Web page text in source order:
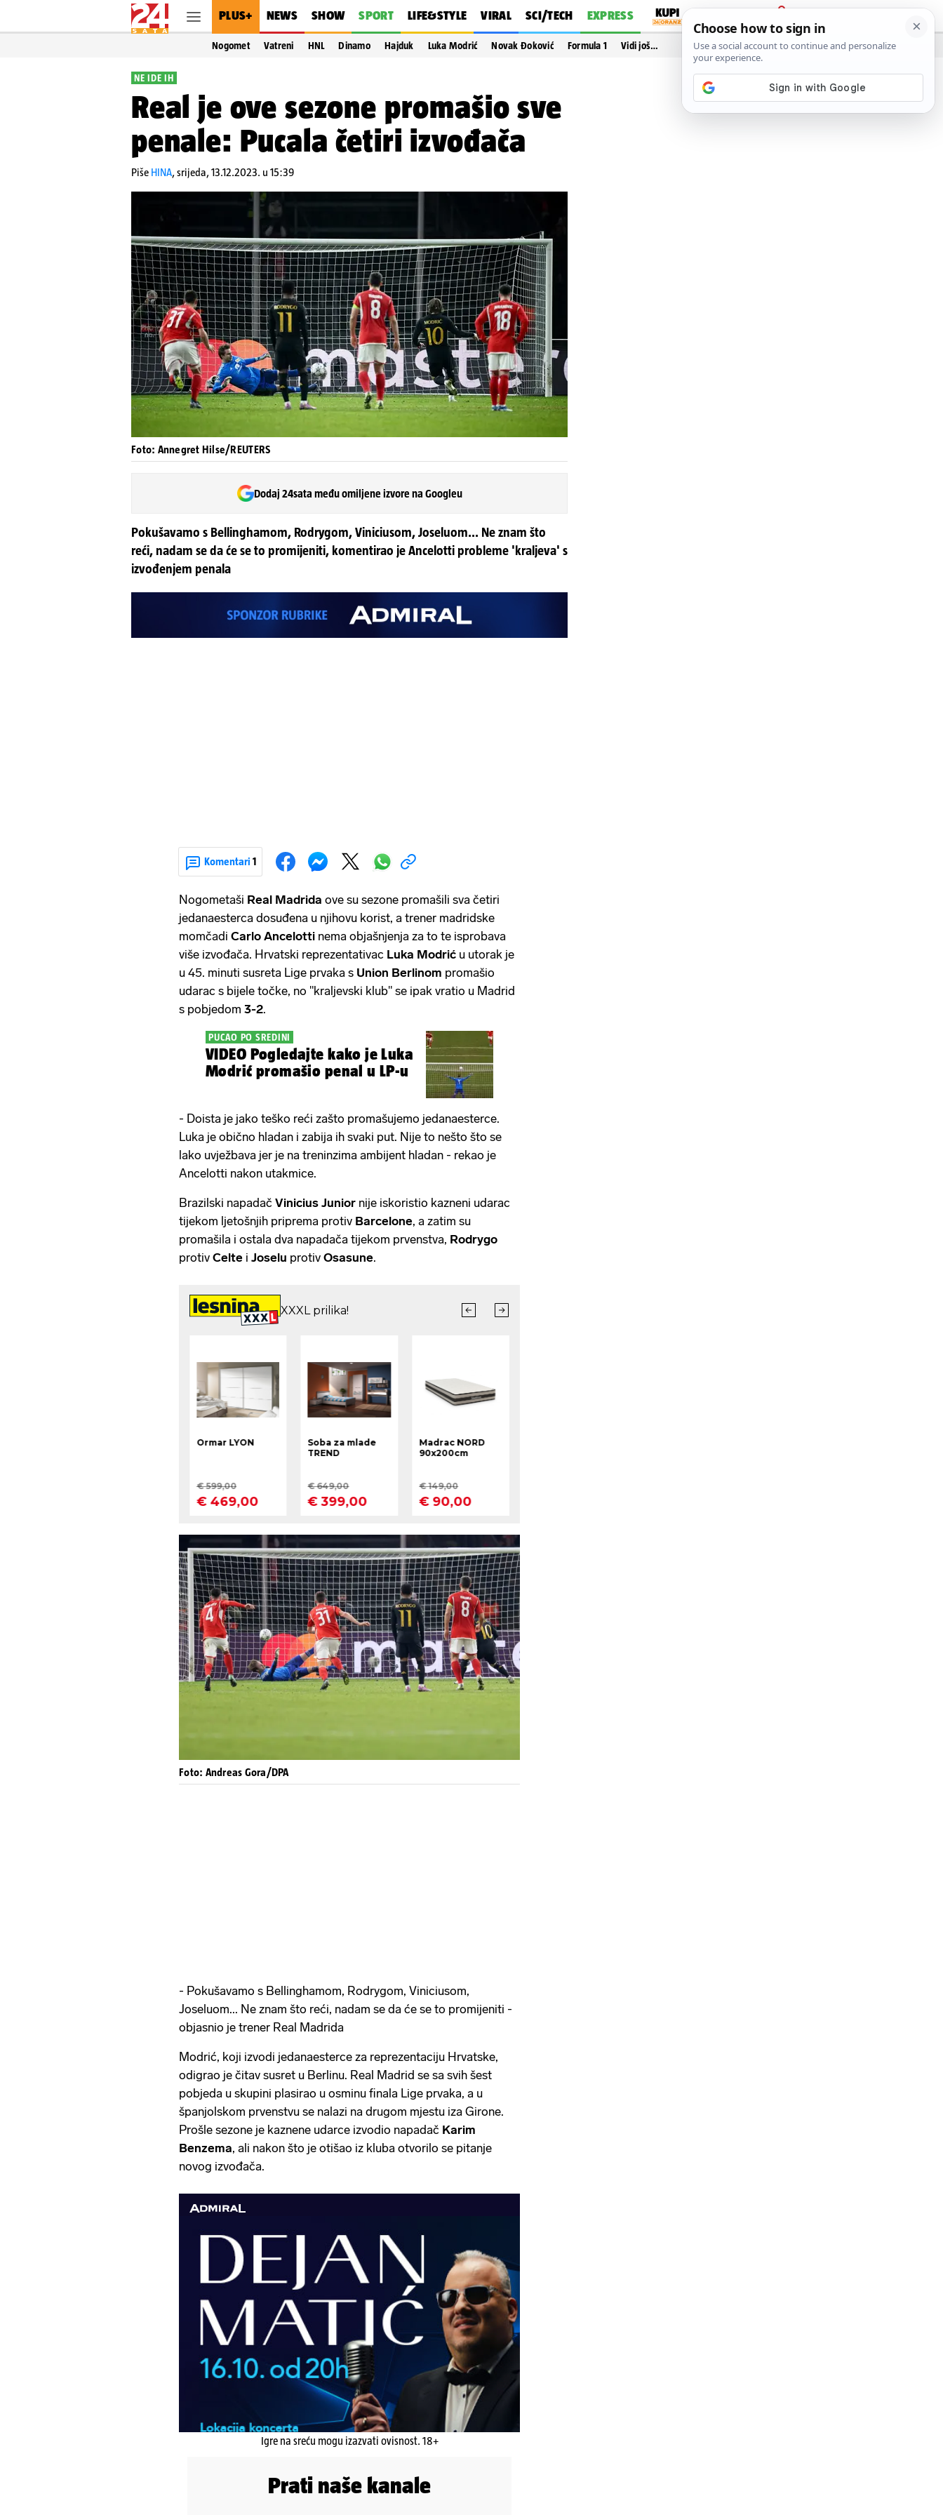
PLUS+ NEWS SHOW SPORT LIFE&STYLE VIRAL SCI/TECH EXPRESS
PRIJAVA
Nogomet Vatreni HNL Dinamo Hajduk Luka Modrić Novak Đoković Formula 1 Vidi još…
NE IDE IH
Real je ove sezone promašio sve
penale: Pucala četiri izvođača
Piše HINA,srijeda, 13.12.2023. u 15:39
Foto: Annegret Hilse/REUTERS
Dodaj 24sata među omiljene izvore na Googleu
Pokušavamo s Bellinghamom, Rodrygom, Viniciusom, Joseluom... Ne znam što
reći, nadam se da će se to promijeniti, komentirao je Ancelotti probleme 'kraljeva' s
izvođenjem penala
Komentari 1
Nogometaši Real Madrida ove su sezone promašili sva četiri
jedanaesterca dosuđena u njihovu korist, a trener madridske
momčadi Carlo Ancelotti nema objašnjenja za to te isprobava
više izvođača. Hrvatski reprezentativac Luka Modrić u utorak je
u 45. minuti susreta Lige prvaka s Union Berlinom promašio
udarac s bijele točke, no "kraljevski klub" se ipak vratio u Madrid
s pobjedom 3-2.
PUCAO PO SREDINI
VIDEO Pogledajte kako je Luka
Modrić promašio penal u LP-u
- Doista je jako teško reći zašto promašujemo jedanaesterce.
Luka je obično hladan i zabija ih svaki put. Nije to nešto što se
lako uvježbava jer je na treninzima ambijent hladan - rekao je
Ancelotti nakon utakmice.
Brazilski napadač Vinicius Junior nije iskoristio kazneni udarac
tijekom ljetošnjih priprema protiv Barcelone, a zatim su
promašila i ostala dva napadača tijekom prvenstva, Rodrygo
protiv Celte i Joselu protiv Osasune.
Foto: Andreas Gora/DPA
- Pokušavamo s Bellinghamom, Rodrygom, Viniciusom,
Joseluom... Ne znam što reći, nadam se da će se to promijeniti -
objasnio je trener Real Madrida
Modrić, koji izvodi jedanaesterce za reprezentaciju Hrvatske,
odigrao je čitav susret u Berlinu. Real Madrid se sa svih šest
pobjeda u skupini plasirao u osminu finala Lige prvaka, a u
španjolskom prvenstvu se nalazi na drugom mjestu iza Girone.
Prošle sezone je kaznene udarce izvodio napadač Karim
Benzema, ali nakon što je otišao iz kluba otvorilo se pitanje
novog izvođača.
Igre na sreću mogu izazvati ovisnost. 18+
Prati naše kanale